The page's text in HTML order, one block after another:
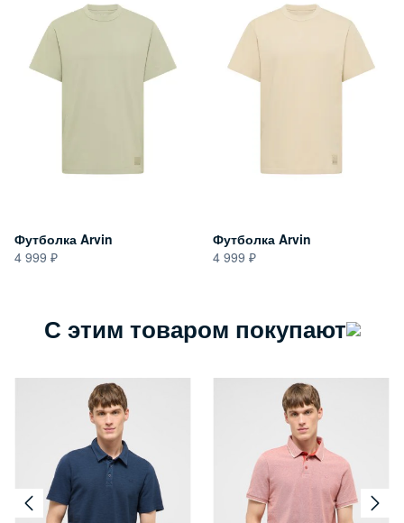
Футболка Arvin
4 999
Футболка Arvin
4 999
С этим товаром покупают